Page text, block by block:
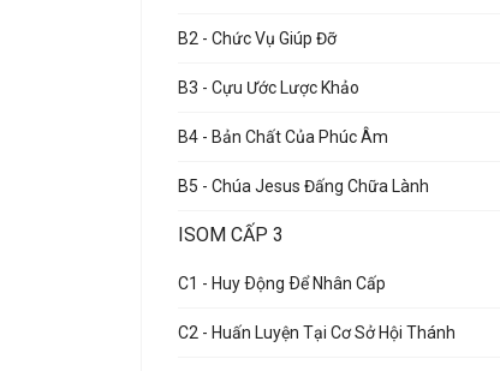
B2 - Chức Vụ Giúp Đỡ
B3 - Cựu Ước Lược Khảo
B4 - Bản Chất Của Phúc Âm
B5 - Chúa Jesus Đấng Chữa Lành
ISOM CẤP 3
C1 - Huy Ðộng Ðể Nhân Cấp
C2 - Huấn Luyện Tại Cơ Sở Hội Thánh